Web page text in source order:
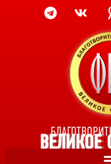
ВЕЛИКОЕ